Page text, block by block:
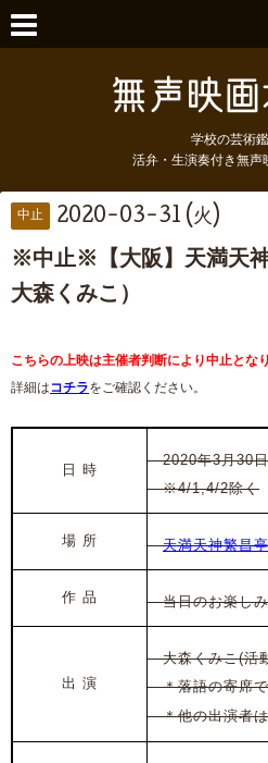
学校の芸術
活弁・生演奏付き無声
中止 2020-03-31 (火)
※中止※【大阪】天満天神
大森くみこ）
こちらの上映は主催者判断により中止とな
詳細はコチラをご確認ください。
日 時
2020年3月30日
※4/1,4/2除く
場 所 天満天神繁昌亭
作 品 当日のお楽しみ
出 演
大森くみこ(活
＊落語の寄席で
＊他の出演者は